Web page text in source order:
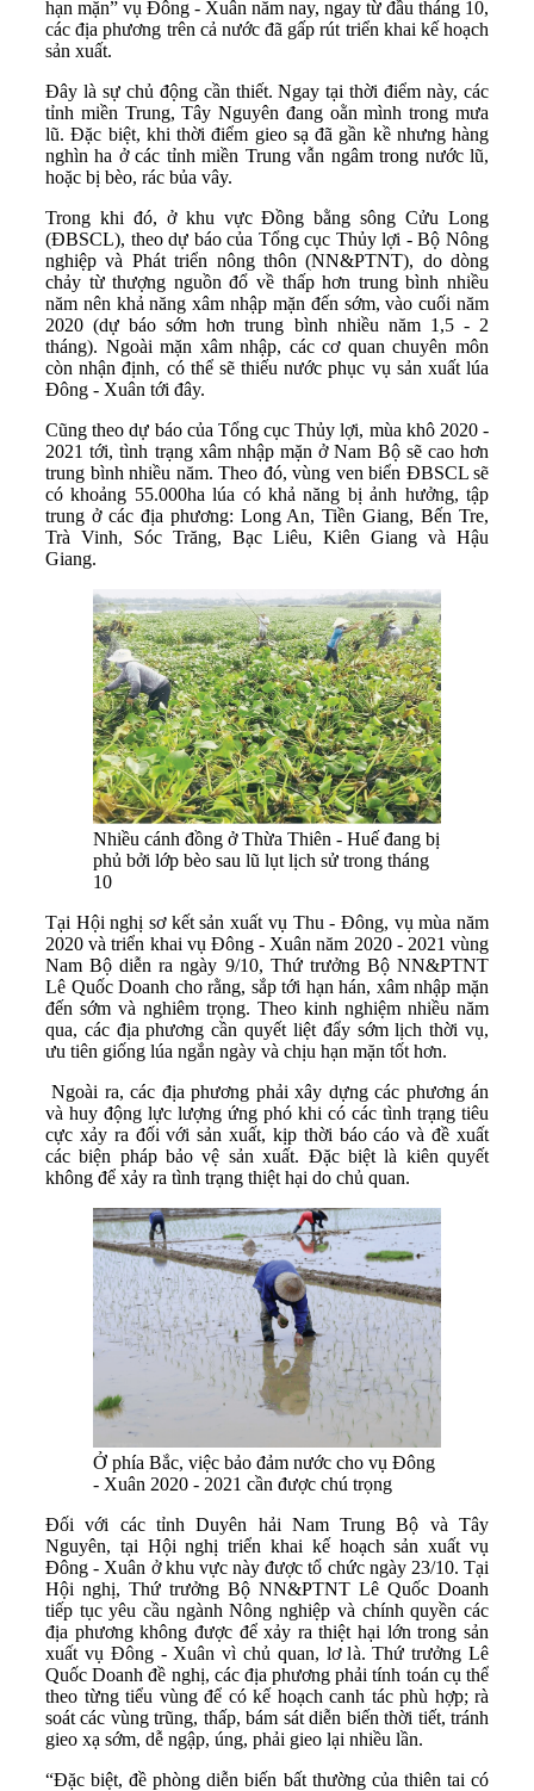
hạn mặn” vụ Đông - Xuân năm nay, ngay từ đầu tháng 10,
các địa phương trên cả nước đã gấp rút triển khai kế hoạch
sản xuất.
Đây là sự chủ động cần thiết. Ngay tại thời điểm này, các
tỉnh miền Trung, Tây Nguyên đang oằn mình trong mưa
lũ. Đặc biệt, khi thời điểm gieo sạ đã gần kề nhưng hàng
nghìn ha ở các tỉnh miền Trung vẫn ngâm trong nước lũ,
hoặc bị bèo, rác bủa vây.
Trong khi đó, ở khu vực Đồng bằng sông Cửu Long
(ĐBSCL), theo dự báo của Tổng cục Thủy lợi - Bộ Nông
nghiệp và Phát triển nông thôn (NN&PTNT), do dòng
chảy từ thượng nguồn đổ về thấp hơn trung bình nhiều
năm nên khả năng xâm nhập mặn đến sớm, vào cuối năm
2020 (dự báo sớm hơn trung bình nhiều năm 1,5 - 2
tháng). Ngoài mặn xâm nhập, các cơ quan chuyên môn
còn nhận định, có thể sẽ thiếu nước phục vụ sản xuất lúa
Đông - Xuân tới đây.
Cũng theo dự báo của Tổng cục Thủy lợi, mùa khô 2020 -
2021 tới, tình trạng xâm nhập mặn ở Nam Bộ sẽ cao hơn
trung bình nhiều năm. Theo đó, vùng ven biển ĐBSCL sẽ
có khoảng 55.000ha lúa có khả năng bị ảnh hưởng, tập
trung ở các địa phương: Long An, Tiền Giang, Bến Tre,
Trà Vinh, Sóc Trăng, Bạc Liêu, Kiên Giang và Hậu
Giang.
Nhiều cánh đồng ở Thừa Thiên - Huế đang bị
phủ bởi lớp bèo sau lũ lụt lịch sử trong tháng
10
Tại Hội nghị sơ kết sản xuất vụ Thu - Đông, vụ mùa năm
2020 và triển khai vụ Đông - Xuân năm 2020 - 2021 vùng
Nam Bộ diễn ra ngày 9/10, Thứ trưởng Bộ NN&PTNT
Lê Quốc Doanh cho rằng, sắp tới hạn hán, xâm nhập mặn
đến sớm và nghiêm trọng. Theo kinh nghiệm nhiều năm
qua, các địa phương cần quyết liệt đẩy sớm lịch thời vụ,
ưu tiên giống lúa ngắn ngày và chịu hạn mặn tốt hơn.
Ngoài ra, các địa phương phải xây dựng các phương án
và huy động lực lượng ứng phó khi có các tình trạng tiêu
cực xảy ra đối với sản xuất, kịp thời báo cáo và đề xuất
các biện pháp bảo vệ sản xuất. Đặc biệt là kiên quyết
không để xảy ra tình trạng thiệt hại do chủ quan.
Ở phía Bắc, việc bảo đảm nước cho vụ Đông
- Xuân 2020 - 2021 cần được chú trọng
Đối với các tỉnh Duyên hải Nam Trung Bộ và Tây
Nguyên, tại Hội nghị triển khai kế hoạch sản xuất vụ
Đông - Xuân ở khu vực này được tổ chức ngày 23/10. Tại
Hội nghị, Thứ trưởng Bộ NN&PTNT Lê Quốc Doanh
tiếp tục yêu cầu ngành Nông nghiệp và chính quyền các
địa phương không được để xảy ra thiệt hại lớn trong sản
xuất vụ Đông - Xuân vì chủ quan, lơ là. Thứ trưởng Lê
Quốc Doanh đề nghị, các địa phương phải tính toán cụ thể
theo từng tiểu vùng để có kế hoạch canh tác phù hợp; rà
soát các vùng trũng, thấp, bám sát diễn biến thời tiết, tránh
gieo xạ sớm, dễ ngập, úng, phải gieo lại nhiều lần.
“Đặc biệt, đề phòng diễn biến bất thường của thiên tai có